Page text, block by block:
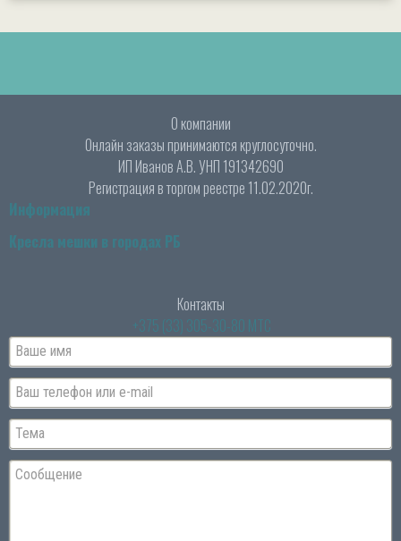
О компании
Онлайн заказы принимаются круглосуточно.
ИП Иванов А.В. УНП 191342690
Регистрация в торгом реестре 11.02.2020г.
Информация
Кресла мешки в городах РБ
Контакты
+375 (33) 305-30-80 МТС